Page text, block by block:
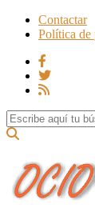
Contactar
Política de
Search for: